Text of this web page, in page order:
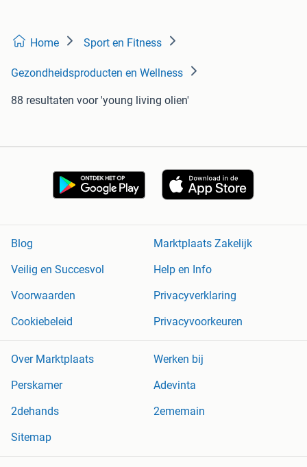
Home Sport en Fitness
Gezondheidsproducten en Wellness
88 resultaten voor 'young living olien'
Blog
Marktplaats Zakelijk
Veilig en Succesvol
Help en Info
Voorwaarden
Privacyverklaring
Cookiebeleid
Privacyvoorkeuren
Over Marktplaats
Werken bij
Perskamer
Adevinta
2dehands
2ememain
Sitemap